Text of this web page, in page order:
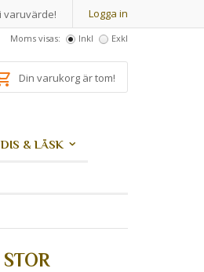
Logga in
varuvärde!
Moms visas: Inkl Exkl
Din varukorg är tom!
& LÄSK